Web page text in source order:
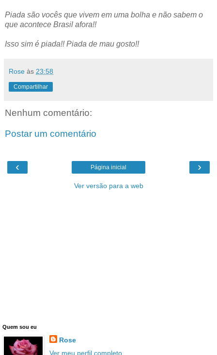
Piada são vocês que vivem em uma bolha e não sabem o
que acontece Brasil afora!!
Isso sim é piada!! Piada de mau gosto!!
Rose às 23:58
Compartilhar
Nenhum comentário:
Postar um comentário
‹ ›
Página inicial
Ver versão para a web
Quem sou eu
Rose
Ver meu perfil completo